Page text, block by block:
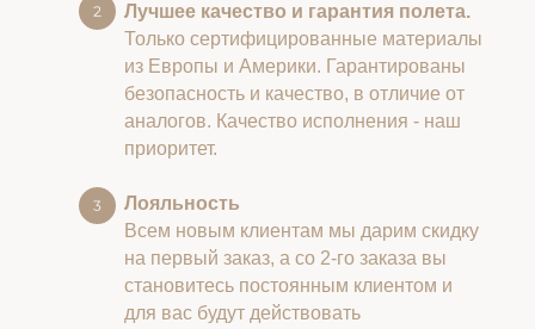
Лучшее качество и гарантия полета.
Только сертифицированные материалы
из Европы и Америки. Гарантированы
безопасность и качество, в отличие от
аналогов. Качество исполнения - наш
приоритет.
Лояльность
Всем новым клиентам мы дарим скидку
на первый заказ, а со 2-го заказа вы
становитесь постоянным клиентом и
для вас будут действовать